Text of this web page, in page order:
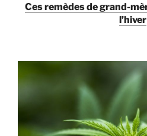
Ces remèdes de grand-
l’hiver